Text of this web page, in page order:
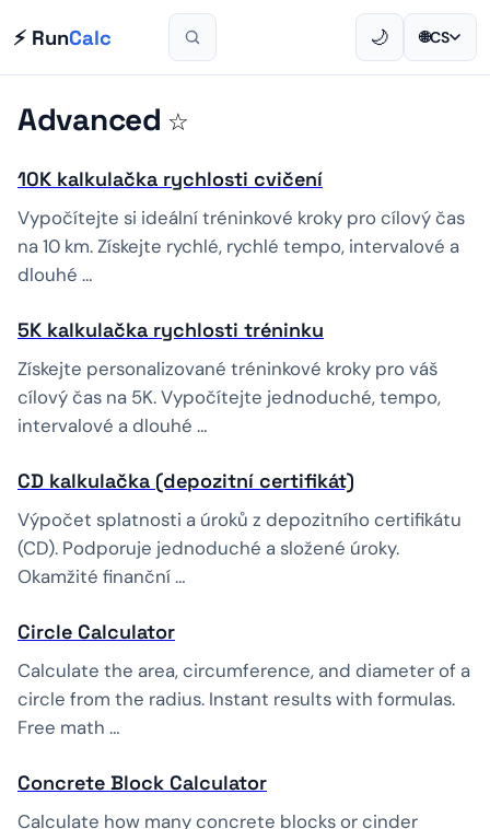
⚡ RunCalc 🌙 🌐CS
Advanced ☆
10K kalkulačka rychlosti cvičení
Vypočítejte si ideální tréninkové kroky pro cílový čas
na 10 km. Získejte rychlé, rychlé tempo, intervalové a
dlouhé …
5K kalkulačka rychlosti tréninku
Získejte personalizované tréninkové kroky pro váš
cílový čas na 5K. Vypočítejte jednoduché, tempo,
intervalové a dlouhé …
CD kalkulačka (depozitní certifikát)
Výpočet splatnosti a úroků z depozitního certifikátu
(CD). Podporuje jednoduché a složené úroky.
Okamžité finanční …
Circle Calculator
Calculate the area, circumference, and diameter of a
circle from the radius. Instant results with formulas.
Free math …
Concrete Block Calculator
Calculate how many concrete blocks or cinder